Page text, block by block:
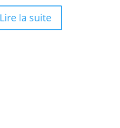
Lire la suite